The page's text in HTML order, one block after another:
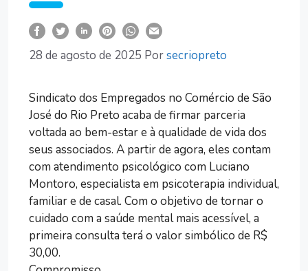
28 de agosto de 2025 Porsecriopreto
Sindicato dos Empregados no Comércio de São
José do Rio Preto acaba de firmar parceria
voltada ao bem-estar e à qualidade de vida dos
seus associados. A partir de agora, eles contam
com atendimento psicológico com Luciano
Montoro, especialista em psicoterapia individual,
familiar e de casal. Com o objetivo de tornar o
cuidado com a saúde mental mais acessível, a
primeira consulta terá o valor simbólico de R$
30,00.